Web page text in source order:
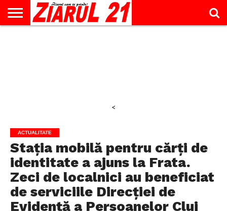
<
ACTUALITATE
Stația mobilă pentru cărți de
identitate a ajuns la Frata.
Zeci de localnici au beneficiat
de serviciile Direcției de
Evidență a Persoanelor Cluj